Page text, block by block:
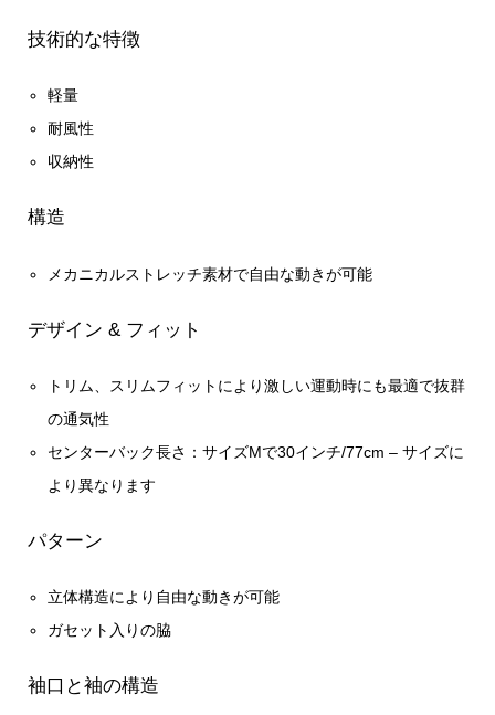
技術的な特徴
軽量
耐風性
収納性
構造
メカニカルストレッチ素材で自由な動きが可能
デザイン & フィット
トリム、スリムフィットにより激しい運動時にも最適で抜群
の通気性
センターバック長さ：サイズMで30インチ/77cm – サイズに
より異なります
パターン
立体構造により自由な動きが可能
ガセット入りの脇
袖口と袖の構造